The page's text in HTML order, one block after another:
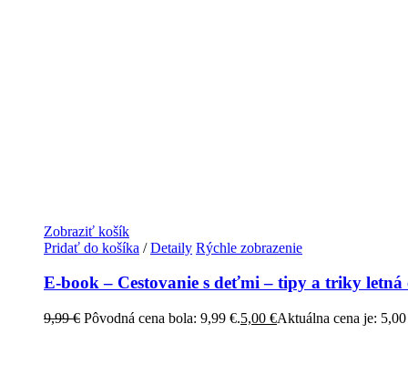
Zobraziť košík
Pridať do košíka / Detaily Rýchle zobrazenie
E-book – Cestovanie s deťmi – tipy a triky letná
9,99€ Pôvodná cena bola: 9,99 €.5,00 €Aktuálna cena je: